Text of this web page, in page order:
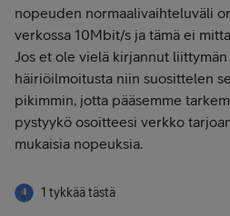
nopeuden normaalivaihteluväli
verkossa 10Mbit/s ja tämä ei
Jos et ole vielä kirjannut
häiriöilmoitusta niin suosittelen
pikimmin, jotta pääsemme
pystyykö osoitteesi verkko
mukaisia nopeuksia.
1 tykkää tästä